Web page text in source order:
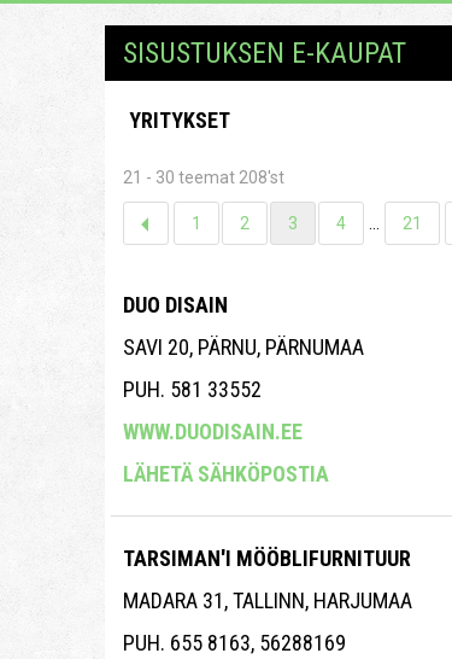
SISUSTUKSEN E-KAUPAT
YRITYKSET
21 - 30 teemat 208'st
1 2 3 4 21
DUO DISAIN
SAVI 20, PÄRNU, PÄRNUMAA
PUH. 581 33552
WWW.DUODISAIN.EE
LÄHETÄ SÄHKÖPOSTIA
TARSIMAN'I MÖÖBLIFURNITUUR
MADARA 31, TALLINN, HARJUMAA
PUH. 655 8163, 56288169